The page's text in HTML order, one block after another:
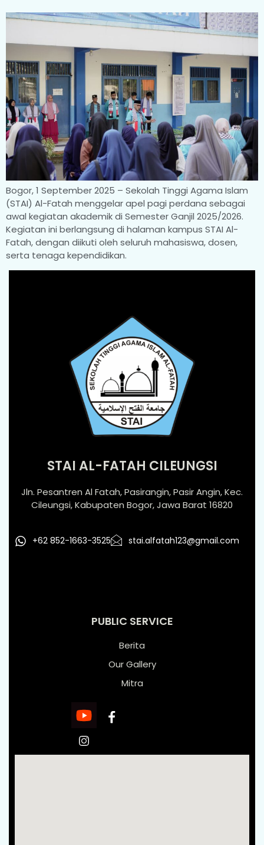
Bogor, 1 September 2025 – Sekolah Tinggi Agama Islam
(STAI) Al-Fatah menggelar apel pagi perdana sebagai
awal kegiatan akademik di Semester Ganjil 2025/2026.
Kegiatan ini berlangsung di halaman kampus STAI Al-
Fatah, dengan diikuti oleh seluruh mahasiswa, dosen,
serta tenaga kependidikan.
STAI AL-FATAH CILEUNGSI
Jln. Pesantren Al Fatah, Pasirangin, Pasir Angin, Kec.
Cileungsi, Kabupaten Bogor, Jawa Barat 16820
+62 852-1663-3525 stai.alfatah123@gmail.com
PUBLIC SERVICE
Berita
Our Gallery
Mitra